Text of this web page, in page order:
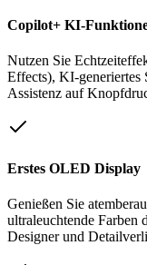
Copilot+ KI-
Nutzen Sie
Effects), KI-generiertes
Assistenz auf
Erstes OLED Display
Genießen Sie
ultraleuchtende
Designer und